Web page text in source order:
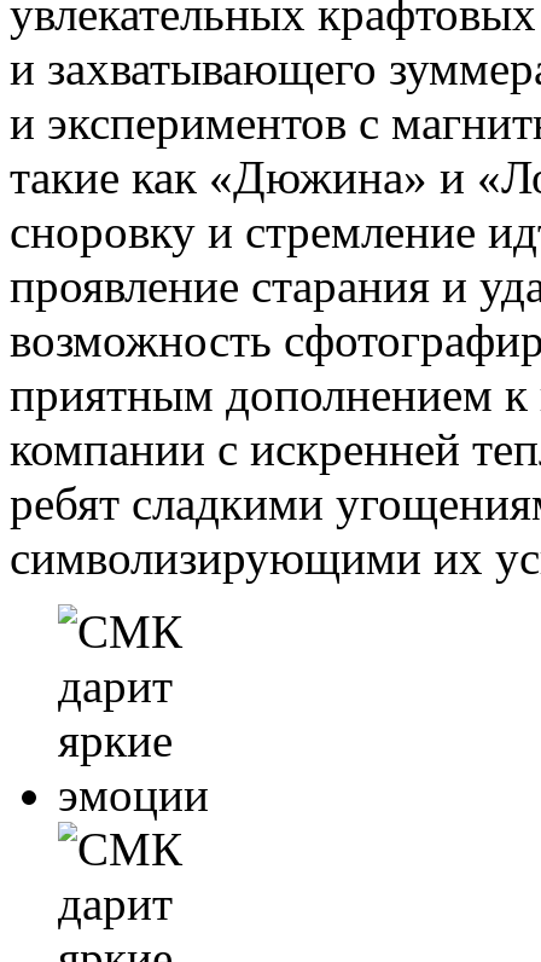
увлекательных
и захватывающего
и экспериментов с
такие как «Дюжина» и
сноровку и стремление
проявление старания и
возможность
приятным дополнением к
компании с искренней
ребят сладкими
символизирующими их